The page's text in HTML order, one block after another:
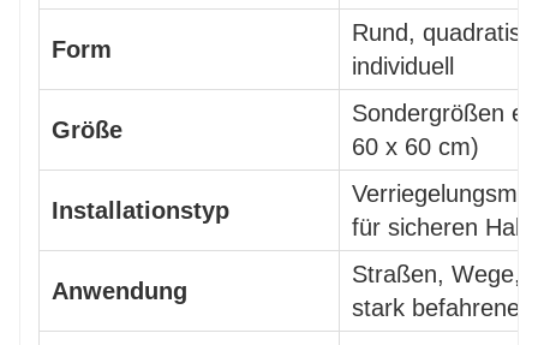
Form
Rund,
individuell
Größe
Sondergrößen
60 x 60 cm)
Installationstyp
für sicheren Halt
Anwendung
Straßen, Wege,
stark befahrene